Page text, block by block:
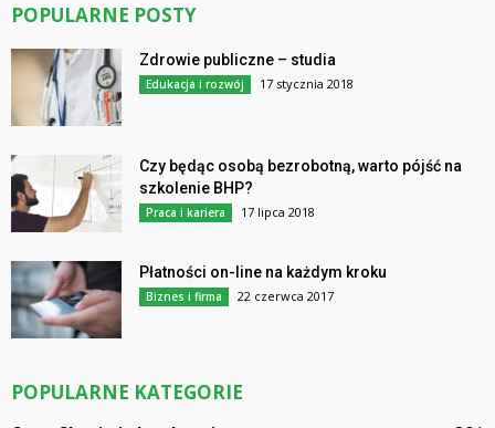
POPULARNE POSTY
Zdrowie publiczne – studia
Edukacja i rozwój 17 stycznia 2018
Czy będąc osobą bezrobotną, warto pójść na
szkolenie BHP?
Praca i kariera 17 lipca 2018
Płatności on-line na każdym kroku
Biznes i firma 22 czerwca 2017
POPULARNE KATEGORIE